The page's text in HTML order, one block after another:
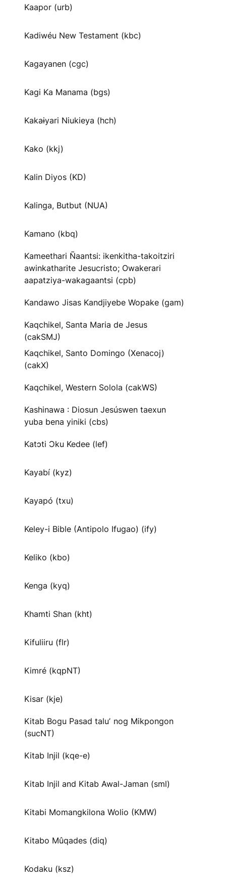
Kaapor (urb)
Kadiwéu New Testament (kbc)
Kagayanen (cgc)
Kagi Ka Manama (bgs)
Kakaɨyari Niukieya (hch)
Kako (kkj)
Kalin Diyos (KD)
Kalinga, Butbut (NUA)
Kamano (kbq)
Kameethari Ñaantsi: ikenkitha-takoitziri
awinkatharite Jesucristo; Owakerari
aapatziya-wakagaantsi (cpb)
Kandawo Jisas Kandjiyebe Wopake (gam)
Kaqchikel, Santa Maria de Jesus
(cakSMJ)
Kaqchikel, Santo Domingo (Xenacoj)
(cakX)
Kaqchikel, Western Solola (cakWS)
Kashinawa : Diosun Jesúswen taexun
yuba bena yiniki (cbs)
Katɔti Ɔku Kedee (lef)
Kayabí (kyz)
Kayapó (txu)
Keley-i Bible (Antipolo Ifugao) (ify)
Keliko (kbo)
Kenga (kyq)
Khamti Shan (kht)
Kifuliiru (flr)
Kimré (kqpNT)
Kisar (kje)
Kitab Bogu Pasad taluʼ nog Mikpongon
(sucNT)
Kitab Injil (kqe-e)
Kitab Injil and Kitab Awal-Jaman (sml)
Kitabi Momangkilona Wolio (KMW)
Kitabo Mûqades (diq)
Kodaku (ksz)